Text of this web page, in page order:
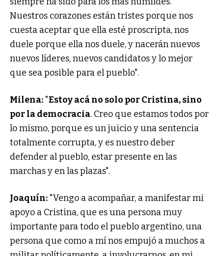
Nuestros corazones están tristes porque nos
cuesta aceptar que ella esté proscripta, nos
duele porque ella nos duele, y nacerán nuevos
nuevos líderes, nuevos candidatos y lo mejor
que sea posible para el pueblo".
Milena: "Estoy acá no solo por Cristina, sino
por la democracia. Creo que estamos todos por
lo mismo, porque es un juicio y una sentencia
totalmente corrupta, y es nuestro deber
defender al pueblo, estar presente en las
marchas y en las plazas".
Joaquín: "Vengo a acompañar, a manifestar mi
apoyo a Cristina, que es una persona muy
importante para todo el pueblo argentino, una
persona que como a mí nos empujó a muchos a